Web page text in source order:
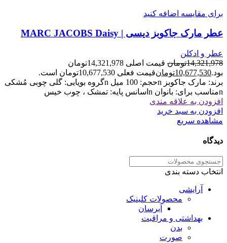
برای مقایسه اضافه کنید
عطر مارک جاکوبز دیسی | MARC JACOBS Daisy
عطر و ادکلن
14,321,978تومان
قیمت اصلی 14,321,978تومان
بود.10,677,530تومانقیمت فعلی 10,677,530تومان است.
برند: مارک جاکوبز nحجم: 100 میل nگروه بویایی: گلی چوبی مُشکی
nمناسب برای: بانوان nاسانس پایه: تمشک ، چوب خیس
افزودن به علاقه مندی
افزودن به سبد خرید
مشاهده سریع
دیدگاه
انتخاب دسته بندی
آرایشی
محصولات کلینیک
آبرسان
بهداشتی و مراقبت
بدن
صورت